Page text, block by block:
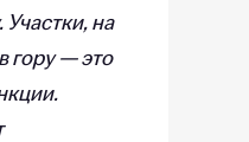
Участки, на
гору — это